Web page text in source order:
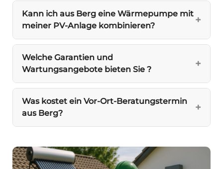
Kann ich aus Berg eine Wärmepumpe mit
meiner PV-Anlage kombinieren?
Welche Garantien und
Wartungsangebote bieten Sie ?
Was kostet ein Vor-Ort-Beratungstermin
aus Berg?